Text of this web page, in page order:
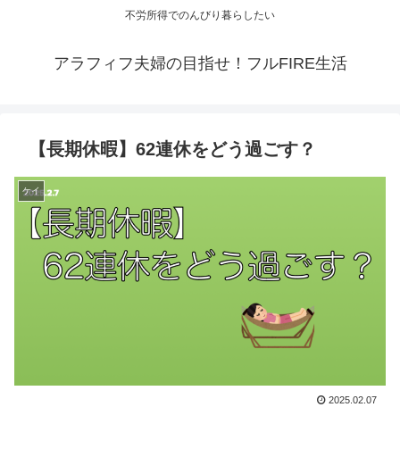
不労所得でのんびり暮らしたい
アラフィフ夫婦の目指せ！フルFIRE生活
【長期休暇】62連休をどう過ごす？
ケイ
2025.02.07